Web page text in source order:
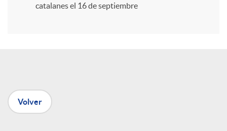
n
catalanes el 16 de septiembre
Volver